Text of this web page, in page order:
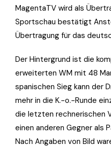
MagentaTV wird als
Sportschau bestätigt
Übertragung für das
Der Hintergrund ist die
erweiterten WM mit 48
spanischen Sieg kann der
mehr in die K.-o.-Runde
die letzten rechnerischen
einen anderen Gegner als
Nach Angaben von Bild